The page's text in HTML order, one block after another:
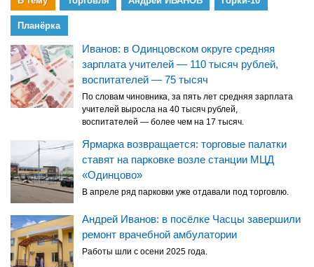
Планёрка
Иванов: в Одинцовском округе средняя
зарплата учителей — 110 тысяч рублей,
воспитателей — 75 тысяч
По словам чиновника, за пять лет средняя зарплата
учителей выросла на 40 тысяч рублей,
воспитателей — более чем на 17 тысяч.
Ярмарка возвращается: торговые палатки
ставят на парковке возле станции МЦД
«Одинцово»
В апреле ряд парковки уже отдавали под торговлю.
Андрей Иванов: в посёлке Часцы завершили
ремонт врачебной амбулатории
Работы шли с осени 2025 года.